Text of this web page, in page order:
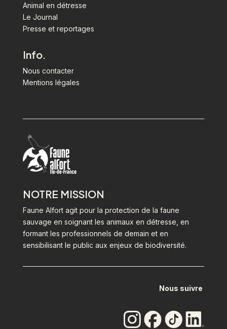
Animal en détresse
Le Journal
Presse et reportages
Info.
Nous contacter
Mentions légales
NOTRE MISSION
Faune Alfort agit pour la protection de la faune
sauvage en soignant les animaux en détresse, en
formant les professionnels de demain et en
sensibilisant le public aux enjeux de biodiversité.
Nous suivre